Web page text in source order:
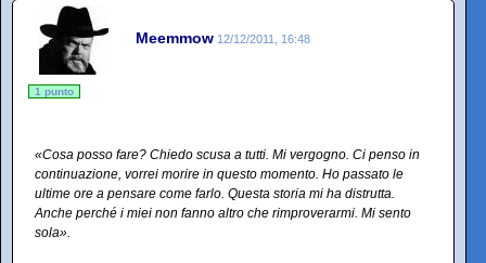
Meemmow 12/12/2011, 16:48
1 punto
«Cosa posso fare? Chiedo scusa a tutti. Mi vergogno. Ci penso in
continuazione, vorrei morire in questo momento. Ho passato le
ultime ore a pensare come farlo. Questa storia mi ha distrutta.
Anche perché i miei non fanno altro che rimproverarmi. Mi sento
sola».